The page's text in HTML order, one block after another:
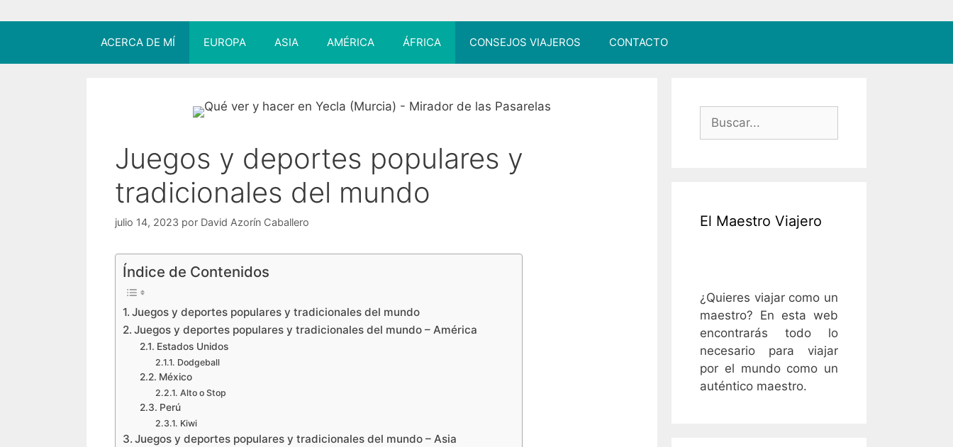
ACERCA DE MÍ EUROPA ASIA AMÉRICA ÁFRICA CONSEJOS VIAJEROS CONTACTO
Juegos y deportes populares y
tradicionales del mundo
julio 14, 2023 por David Azorín Caballero
Índice de Contenidos
Juegos y deportes populares y tradicionales del mundo
Juegos y deportes populares y tradicionales del mundo – América
Estados Unidos
Dodgeball
México
Alto o Stop
Perú
Kiwi
Juegos y deportes populares y tradicionales del mundo – Asia
Buscar:
El Maestro Viajero
¿Quieres viajar como un
maestro? En esta web
encontrarás todo lo
necesario para viajar
por el mundo como un
auténtico maestro.